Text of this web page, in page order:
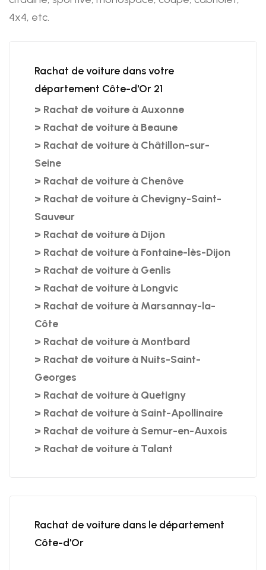
4x4, etc.
Rachat de voiture dans votre
département Côte-d'Or 21
> Rachat de voiture à Auxonne
> Rachat de voiture à Beaune
> Rachat de voiture à Châtillon-sur-
Seine
> Rachat de voiture à Chenôve
> Rachat de voiture à Chevigny-Saint-
Sauveur
> Rachat de voiture à Dijon
> Rachat de voiture à Fontaine-lès-Dijon
> Rachat de voiture à Genlis
> Rachat de voiture à Longvic
> Rachat de voiture à Marsannay-la-
Côte
> Rachat de voiture à Montbard
> Rachat de voiture à Nuits-Saint-
Georges
> Rachat de voiture à Quetigny
> Rachat de voiture à Saint-Apollinaire
> Rachat de voiture à Semur-en-Auxois
> Rachat de voiture à Talant
Rachat de voiture dans le département
Côte-d'Or